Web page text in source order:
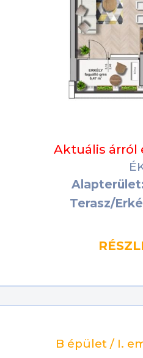
Aktuális árról
Terasz/
B épület / I.